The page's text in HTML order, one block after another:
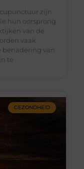
zijn
hun oorsprong
van de
vaak
benadering van
te
GEZONDHEID